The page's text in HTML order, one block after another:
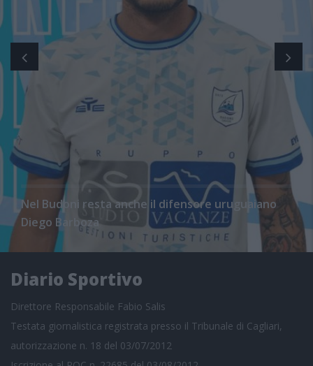
Nel Budoni resta anche il difensore uruguaiano
Diego Barboza
Diario Sportivo
Direttore Responsabile Fabio Salis
Testata giornalistica registrata presso il Tribunale di Cagliari,
autorizzazione n. 18 del 03/07/2012